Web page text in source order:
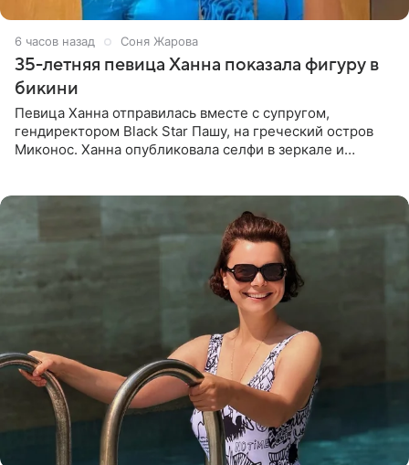
6 часов назад Соня Жарова
35-летняя певица Ханна показала фигуру в
бикини
Певица Ханна отправилась вместе с супругом,
гендиректором Black Star Пашу, на греческий остров
Миконос. Ханна опубликовала селфи в зеркале и